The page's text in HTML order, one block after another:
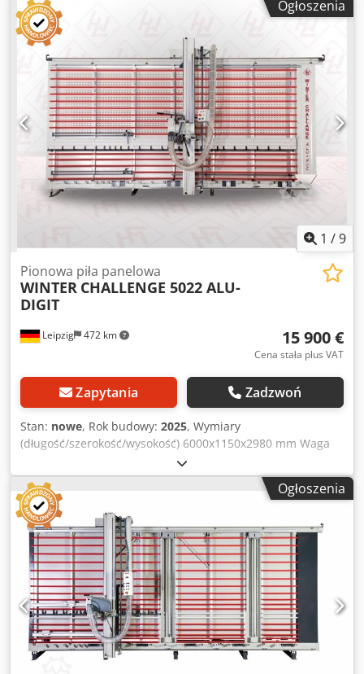
Eudeqock - Długość cięcia poziomego 4100 mm - Wysokość
cięcia w pionie 2200 mm - Głębokość cięcia 60 mm -
Średnica tarczy piły 250 x 30 mm - Prędkość obrotowa
głównej tarczy piły 5800 obr./min. - Prędkość obrotowa piły
podcinającej 7800 obr./min - Silnik 3,0 kW / 400 V - Dysza
odciągowa 100 mm - rama maszyny wolnostojąca, odporna
na skręcanie - Wymiary montażowe Dł.=5000, Szer.=1150,
Wys.=2980 mm - Waga 665kg w tym: - Jednostka punktacji -
Cyfrowy wyświetlacz przekrojów poziomych - Cyfrowy
wyświetlacz przekrojów pionowych - automatycznie
odchylana rama listwowa - Rolki transportowe - ciągłe
wsparcie małych części
Ogłoszenia
1 /9
Leipzig 472 km
Pionowa piła panelowa
WINTER CHALLENGE 5022 ALU-
DIGIT
15 900 €
Cena stała plus VAT
Zapytania Zadzwoń
Stan: nowe, Rok budowy: 2025, Wymiary
(długość/szerokość/wysokość) 6000x1150x2980 mm Waga
850 kg Całkowite zapotrzebowanie mocy 3 kW Piła
panelowa pionowa CHALLENGE 5022 ALU-DIGIT Dcsdpevz E
D Ejfx Aiqek - Długość cięcia poziomego 5000 mm -
Wysokość cięcia w pionie 2200 mm - Głębokość cięcia 30
mm - Średnica tarczy piły 230 x 30 mm - Prędkość obrotowa
głównej tarczy piły 5800 obr./min. - Prędkość obrotowa piły
podcinającej 7800 obr./min - Silnik 3,0 kW / 400 V - Dysza
odciągowa 100 mm - rama maszyny wolnostojąca, odporna
na skręcanie - Wymiary montażowe Dł.=6000, Szer.=1150,
Wys.=2980 mm - Waga 850kg w tym: - Urządzenie do
rowkowania V-kształtnego płyt kompozytowych - Cyfrowy
wyświetlacz przekrojów poziomych - Cyfrowy wyświetlacz
przekrojów pionowych - automatycznie odchylana rama
Ogłoszenia